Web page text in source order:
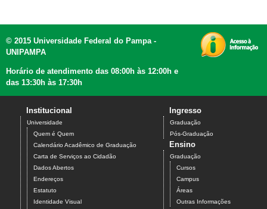
© 2015 Universidade Federal do Pampa -
UNIPAMPA
Horário de atendimento das 08:00h às 12:00h e
das 13:30h às 17:30h
Institucional
Universidade
Quem é Quem
Calendário Acadêmico de Graduação
Carta de Serviços ao Cidadão
Dados Abertos
Endereços
Estatuto
Identidade Visual
Ingresso
Graduação
Pós-Graduação
Ensino
Graduação
Cursos
Campus
Áreas
Outras Informações